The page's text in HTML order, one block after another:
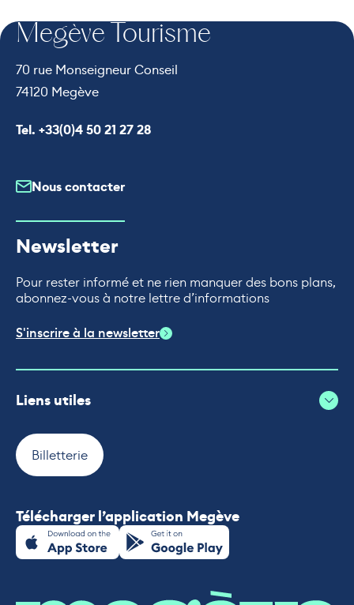
Megève Tourisme
70 rue Monseigneur Conseil
74120 Megève
Appeler le
Tel. +33(0)4 50 21 27 28
Nous contacter
Newsletter
Pour rester informé et ne rien manquer des bons plans,
abonnez-vous à notre lettre d’informations
S'inscrire à la newsletter
Liens utiles
Billetterie
Télécharger l’application Megève